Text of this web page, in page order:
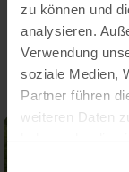
zu können und
analysieren.
Verwendung
soziale Medien,
Partner führen
weiteren Daten